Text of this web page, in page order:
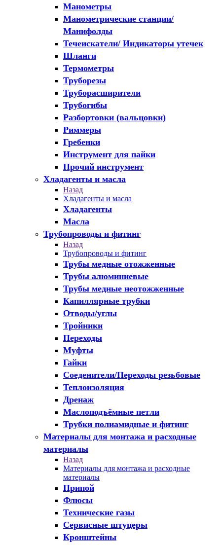
Манометры
Манометрические станции/
Манифолды
Течеискатели/ Индикаторы утечек
Шланги
Термометры
Труборезы
Труборасширители
Трубогибы
Разбортовки (вальцовки)
Риммеры
Гребенки
Инструмент для пайки
Прочий инструмент
Хладагенты и масла
Назад
Хладагенты и масла
Хладагенты
Масла
Трубопроводы и фитинг
Назад
Трубопроводы и фитинг
Трубы медные отожженные
Трубы алюминиевые
Трубы медные неотожженные
Капиллярные трубки
Отводы/углы
Тройники
Переходы
Муфты
Гайки
Соеденители/Переходы резьбовые
Теплоизоляция
Дренаж
Маслоподъёмные петли
Трубки полиамидные и фитинг
Материалы для монтажа и расходные
материалы
Назад
Материалы для монтажа и расходные
материалы
Припой
Флюсы
Технические газы
Сервисные штуцеры
Кронштейны